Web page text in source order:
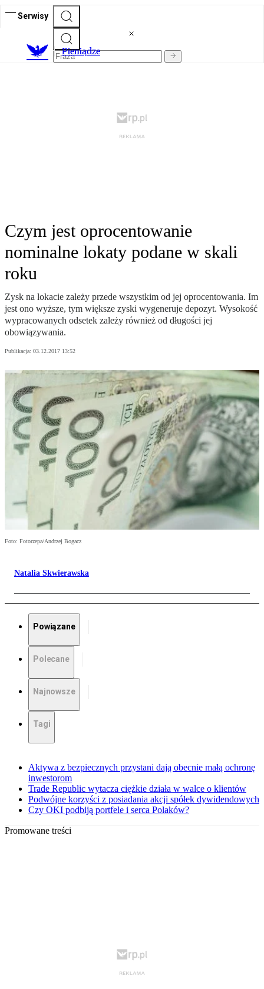
Serwisy
Pieniądze
Czym jest oprocentowanie
nominalne lokaty podane w skali
roku
Zysk na lokacie zależy przede wszystkim od jej oprocentowania. Im
jest ono wyższe, tym większe zyski wygeneruje depozyt. Wysokość
wypracowanych odsetek zależy również od długości jej
obowiązywania.
Publikacja: 03.12.2017 13:52
Foto: Fotorzepa/Andrzej Bogacz
Natalia Skwierawska
Powiązane
Polecane
Najnowsze
Tagi
Aktywa z bezpiecznych przystani dają obecnie małą ochronę
inwestorom
Trade Republic wytacza ciężkie działa w walce o klientów
Podwójne korzyści z posiadania akcji spółek dywidendowych
Czy OKI podbiją portfele i serca Polaków?
Promowane treści